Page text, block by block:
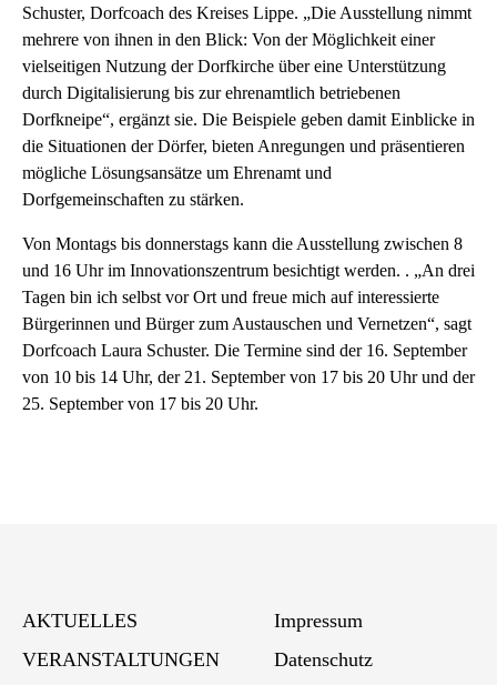
Schuster, Dorfcoach des Kreises Lippe. „Die Ausstellung nimmt
mehrere von ihnen in den Blick: Von der Möglichkeit einer
vielseitigen Nutzung der Dorfkirche über eine Unterstützung
durch Digitalisierung bis zur ehrenamtlich betriebenen
Dorfkneipe“, ergänzt sie. Die Beispiele geben damit Einblicke in
die Situationen der Dörfer, bieten Anregungen und präsentieren
mögliche Lösungsansätze um Ehrenamt und
Dorfgemeinschaften zu stärken.
Von Montags bis donnerstags kann die Ausstellung zwischen 8
und 16 Uhr im Innovationszentrum besichtigt werden. . „An drei
Tagen bin ich selbst vor Ort und freue mich auf interessierte
Bürgerinnen und Bürger zum Austauschen und Vernetzen“, sagt
Dorfcoach Laura Schuster. Die Termine sind der 16. September
von 10 bis 14 Uhr, der 21. September von 17 bis 20 Uhr und der
25. September von 17 bis 20 Uhr.
AKTUELLES
VERANSTALTUNGEN
Impressum
Datenschutz